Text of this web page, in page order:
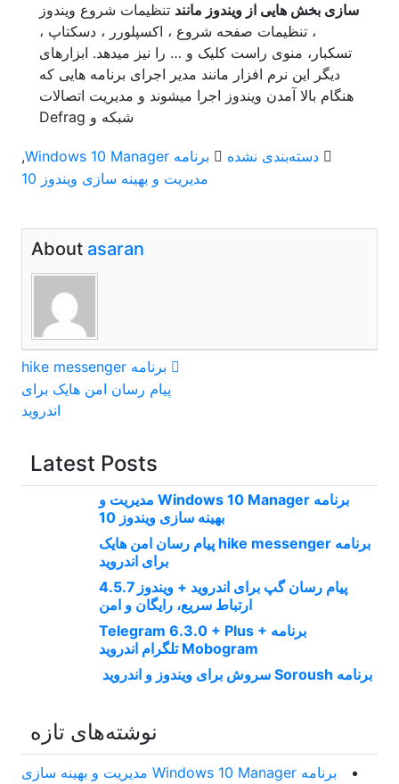
سازی بخش هایی از ویندوز مانند تنظیمات شروع ویندوز
، تنظیمات صفحه شروع ، اکسپلورر ، دسکتاپ ،
تسکبار، منوی راست کلیک و … را نیز میدهد. ابزارهای
دیگر این نرم افزار مانند مدیر اجرای برنامه هایی که
هنگام بالا آمدن ویندوز اجرا میشوند و مدیریت اتصالات
شبکه و Defrag
دسته‌بندی نشده برنامه Windows 10 Manager
,
مدیریت و بهینه سازی ویندوز 10
About asaran
برنامه hike messenger
پیام‌ رسان‌ امن هایک برای
اندروید
Latest Posts
برنامه Windows 10 Manager مدیریت و
بهینه سازی ویندوز 10
برنامه hike messenger پیام‌ رسان‌ امن هایک
برای اندروید
پیام رسان گپ برای اندروید + ویندوز 4.5.7
ارتباط سریع، رایگان و امن
برنامه Telegram 6.3.0 + Plus +
Mobogram تلگرام اندروید
برنامه Soroush سروش برای ویندوز و اندروید
نوشته‌های تازه
برنامه Windows 10 Manager مدیریت و بهینه سازی